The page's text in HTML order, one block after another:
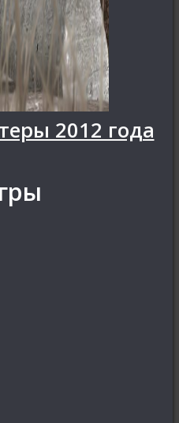
2012 года